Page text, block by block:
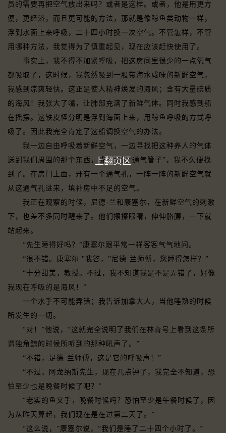
员的需要再把空气放出来吗？或者是这样。或者，他是用更方
便，更经济，而且更可能的方法，那就是像鲸鱼类动物一样，
浮到水面上来呼吸，二十四小时换一次空气。不管怎样，不管
用哪种方法，我觉得为了慎重起见，现在应该赶快使用了。
事实上，我不得不加紧呼吸，把这房间里很少的一点氧气
都吸取了，这时候，我忽然吸到一股带海水咸味的新鲜空气，
我感到凉爽轻快。这正是使人精神焕发的海风；含有大量碘质
的海风！我张大了嘴，让肺部充满了新鲜气体。同时我感到船
在摇摆。这铁皮怪分明是浮到海面上来，用鲸鱼呼吸的方式呼
吸了。因此我完全肯定了这船调换空气的办法。
我一边自由呼吸着新鲜空气，一边寻找把这种养人的气体
送到我们周围的那个东西，或不如说“通气管子”，我不久便找
到了。在房门上面，开有一个通气孔，一阵一阵的新鲜空气就
从这通气孔进来，填补房中不足的空气。
我正在观察的时候，尼德·兰和康塞尔，在新鲜空气的刺激
下，也差不多同时醒来了。他们擦擦眼睛，伸伸胳膊，一下就
站起来。
“先生睡得好吗？”康塞尔跟平常一样客客气气地问。
“很不错。康塞尔."我答，”尼德·兰师傅，您睡得怎样？”
“十分甜美，教授。不过，我不知道我是不是弄错了，好像
我现在呼吸的是海风！”
一个水手不可能弄错；我告诉加拿大人，当他睡熟的时候
所发生的一切。
“对！”他说，“这就完全说明了我们在林肯号上看到这条所
谓独角鲸的时候所听到的那种吼声了。”
“不错，足德·兰师傅，这是它的呼吸声！”
“不过，阿龙纳斯先生，现在几点钟了，我完全不知道，恐
怕至少也是晚餐时候了吧？”
“老实的鱼叉手，晚餐时候吗？恐怕至少是午餐时候了，因
为从昨天算起，我们现在是在过第二天了。”
“这么说，”康塞尔说，“我们是睡了二十四个小时了。”
上翻页区